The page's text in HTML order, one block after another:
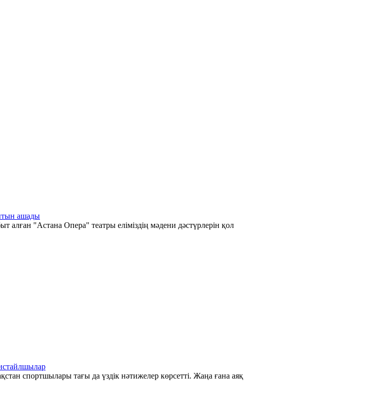
ашады
алған "Астана Опера" театры еліміздің мәдени дәстүрлерін қол
спортшылары тағы да үздік нәтижелер көрсетті. Жаңа ғана аяқ